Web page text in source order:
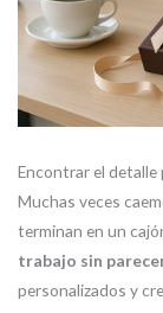
Encontrar el detalle
Muchas veces
terminan en un
trabajo sin
personalizados y